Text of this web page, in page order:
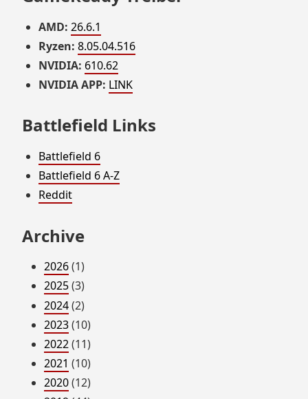
AMD: 26.6.1
Ryzen: 8.05.04.516
NVIDIA: 610.62
NVIDIA APP: LINK
Battlefield Links
Battlefield 6
Battlefield 6 A-Z
Reddit
Archive
2026(1)
2025(3)
2024(2)
2023(10)
2022(11)
2021 (10)
2020(12)